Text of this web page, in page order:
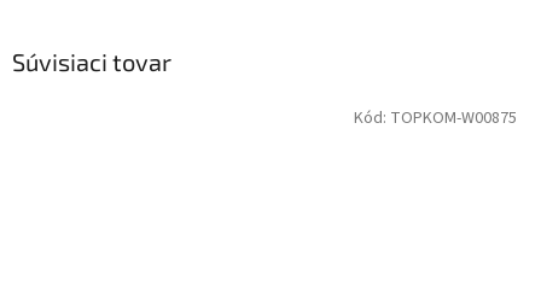
Súvisiaci tovar
Kód: TOPKOM-W00875